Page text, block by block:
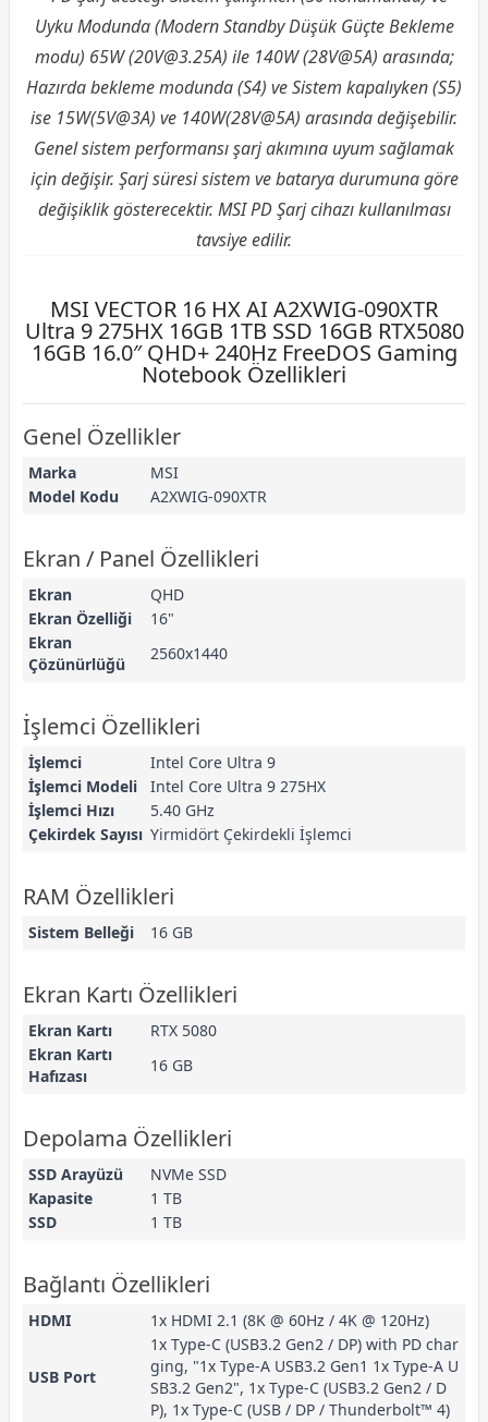
Uyku Modunda (Modern Standby Düşük Güçte Bekleme
modu) 65W (20V@3.25A) ile 140W (28V@5A) arasında;
Hazırda bekleme modunda (S4) ve Sistem kapalıyken (S5)
ise 15W(5V@3A) ve 140W(28V@5A) arasında değişebilir.
Genel sistem performansı şarj akımına uyum sağlamak
için değişir. Şarj süresi sistem ve batarya durumuna göre
değişiklik gösterecektir. MSI PD Şarj cihazı kullanılması
tavsiye edilir.
MSI VECTOR 16 HX AI A2XWIG-090XTR
Ultra 9 275HX 16GB 1TB SSD 16GB RTX5080
16GB 16.0″ QHD+ 240Hz FreeDOS Gaming
Notebook Özellikleri
Genel Özellikler
Marka
MSI
Model Kodu
A2XWIG-090XTR
Ekran / Panel Özellikleri
Ekran
QHD
Ekran Özelliği
16"
Ekran
Çözünürlüğü
2560x1440
İşlemci Özellikleri
İşlemci
Intel Core Ultra 9
İşlemci Modeli
Intel Core Ultra 9 275HX
İşlemci Hızı
5.40 GHz
Çekirdek Sayısı Yirmidört Çekirdekli İşlemci
RAM Özellikleri
Sistem Belleği 16 GB
Ekran Kartı Özellikleri
Ekran Kartı
RTX 5080
Ekran Kartı
Hafızası
16 GB
Depolama Özellikleri
SSD Arayüzü
NVMe SSD
Kapasite
1 TB
SSD
1 TB
Bağlantı Özellikleri
HDMI 1x HDMI 2.1 (8K @ 60Hz / 4K @ 120Hz)
USB Port
1x Type-C (USB3.2 Gen2 / DP) with PD char
ging, "1x Type-A USB3.2 Gen1 1x Type-A U
SB3.2 Gen2", 1x Type-C (USB3.2 Gen2 / D
P), 1x Type-C (USB / DP / Thunderbolt™ 4)